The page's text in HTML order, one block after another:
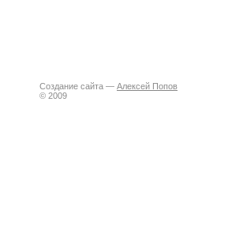
Создание сайта — Алексей Попов
© 2009